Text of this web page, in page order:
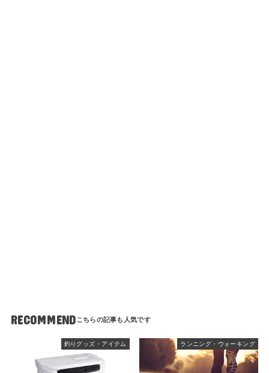
RECOMMEND
釣りグッズ・アイテム ランニング・ウォーキング